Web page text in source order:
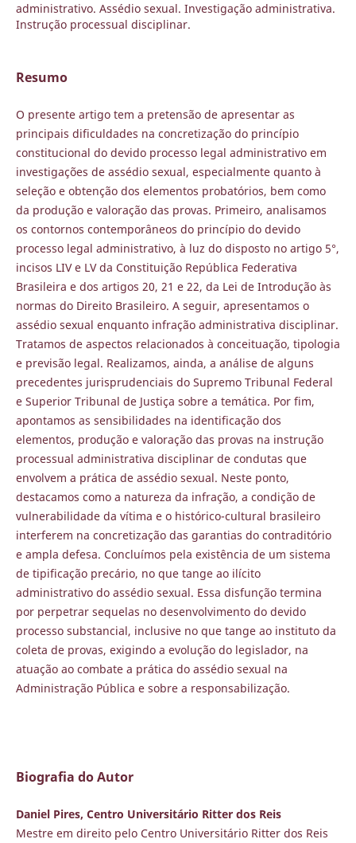
administrativo. Assédio sexual. Investigação administrativa.
Instrução processual disciplinar.
Resumo
O presente artigo tem a pretensão de apresentar as
principais dificuldades na concretização do princípio
constitucional do devido processo legal administrativo em
investigações de assédio sexual, especialmente quanto à
seleção e obtenção dos elementos probatórios, bem como
da produção e valoração das provas. Primeiro, analisamos
os contornos contemporâneos do princípio do devido
processo legal administrativo, à luz do disposto no artigo 5°,
incisos LIV e LV da Constituição República Federativa
Brasileira e dos artigos 20, 21 e 22, da Lei de Introdução às
normas do Direito Brasileiro. A seguir, apresentamos o
assédio sexual enquanto infração administrativa disciplinar.
Tratamos de aspectos relacionados à conceituação, tipologia
e previsão legal. Realizamos, ainda, a análise de alguns
precedentes jurisprudenciais do Supremo Tribunal Federal
e Superior Tribunal de Justiça sobre a temática. Por fim,
apontamos as sensibilidades na identificação dos
elementos, produção e valoração das provas na instrução
processual administrativa disciplinar de condutas que
envolvem a prática de assédio sexual. Neste ponto,
destacamos como a natureza da infração, a condição de
vulnerabilidade da vítima e o histórico-cultural brasileiro
interferem na concretização das garantias do contraditório
e ampla defesa. Concluímos pela existência de um sistema
de tipificação precário, no que tange ao ilícito
administrativo do assédio sexual. Essa disfunção termina
por perpetrar sequelas no desenvolvimento do devido
processo substancial, inclusive no que tange ao instituto da
coleta de provas, exigindo a evolução do legislador, na
atuação ao combate a prática do assédio sexual na
Administração Pública e sobre a responsabilização.
Biografia do Autor
Daniel Pires, Centro Universitário Ritter dos Reis
Mestre em direito pelo Centro Universitário Ritter dos Reis